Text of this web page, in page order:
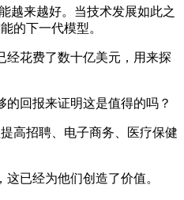
越来越好。当技术发展如此之
的下一代模型。
花费了数十亿美元，用来探
回报来证明这是值得的吗？
高招聘、电子商务、医疗保健
已经为他们创造了价值。